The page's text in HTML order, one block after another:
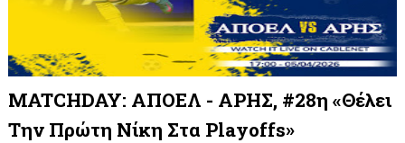
MATCHDAY: ΑΠΟΕΛ - ΑΡΗΣ, #28η «Θέλει
Την Πρώτη Νίκη Στα Playoffs»